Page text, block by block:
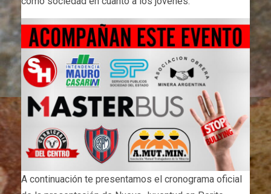
A continuación te presentamos el cronograma oficial